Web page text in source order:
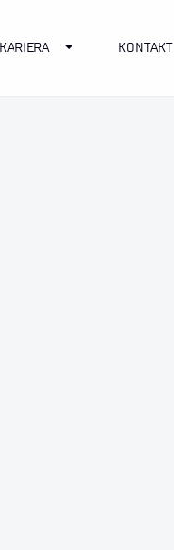
KARIERA Toggle Dropdown
KONTAKT